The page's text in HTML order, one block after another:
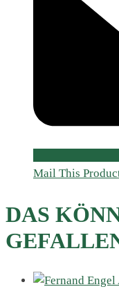
Mail This
DAS